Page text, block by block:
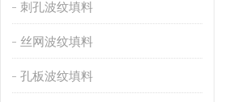
刺孔波纹填料
丝网波纹填料
孔板波纹填料